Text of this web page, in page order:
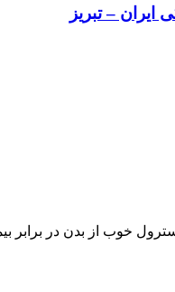
– تبریز
خوب از بدن در برابر